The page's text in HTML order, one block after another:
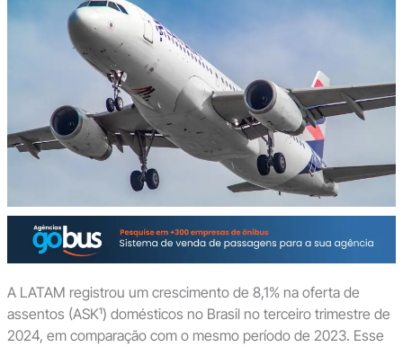
A LATAM registrou um crescimento de 8,1% na oferta de
assentos (ASK¹) domésticos no Brasil no terceiro trimestre de
2024, em comparação com o mesmo período de 2023. Esse